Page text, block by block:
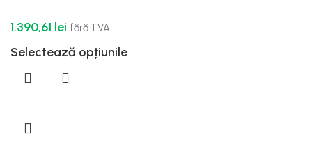
1.390,61 lei fără TVA
Selectează opțiunile